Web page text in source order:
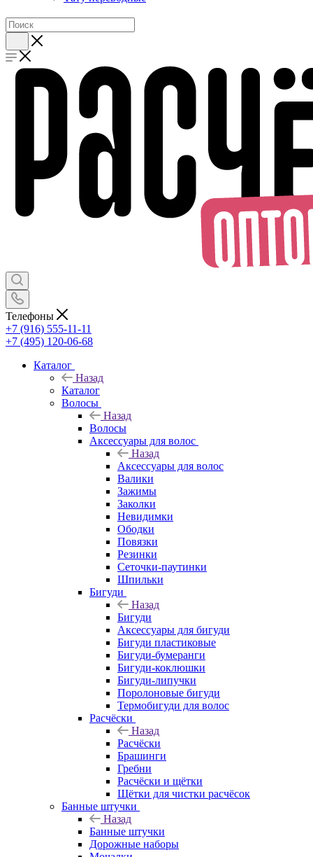
Телефоны
+7 (916) 555-11-11
+7 (495) 120-06-68
Каталог
Назад
Каталог
Волосы
Назад
Волосы
Аксессуары для волос
Назад
Аксессуары для волос
Валики
Зажимы
Заколки
Невидимки
Ободки
Повязки
Резинки
Сеточки-паутинки
Шпильки
Бигуди
Назад
Бигуди
Аксессуары для бигуди
Бигуди пластиковые
Бигуди-бумеранги
Бигуди-коклюшки
Бигуди-липучки
Поролоновые бигуди
Термобигуди для волос
Расчёски
Назад
Расчёски
Брашинги
Гребни
Расчёски и щётки
Щётки для чистки расчёсок
Банные штучки
Назад
Банные штучки
Дорожные наборы